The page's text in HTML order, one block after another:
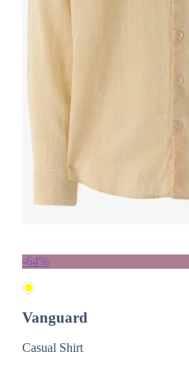
-64%
Vanguard
Casual Shirt